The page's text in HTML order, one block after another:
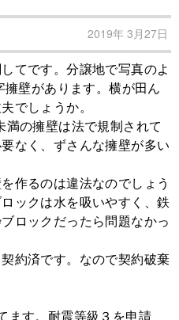
2019年 3月27日
てです。分譲地で写真のよ
壁があります。横が田ん
でしょうか。
の擁壁は法で規制されて
なく、ずさんな擁壁が多い
作るのは違法なのでしょう
ックは水を吸いやすく、鉄
ロックだったら問題なかっ
約済です。なので契約破棄
ます。耐震等級３を申請